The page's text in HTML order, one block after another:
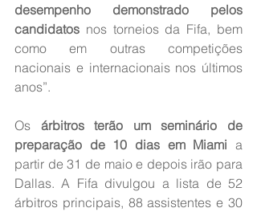
desempenho demonstrado pelos
candidatos nos torneios da Fifa, bem
como em outras competições
nacionais e internacionais nos últimos
anos”.
Os árbitros terão um seminário de
preparação de 10 dias em Miami a
partir de 31 de maio e depois irão para
Dallas. A Fifa divulgou a lista de 52
árbitros principais, 88 assistentes e 30